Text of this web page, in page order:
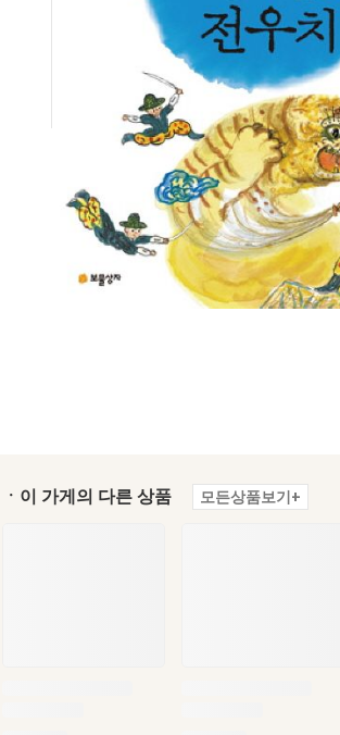
ㆍ이 가게의 다른 상품 모든상품보기+